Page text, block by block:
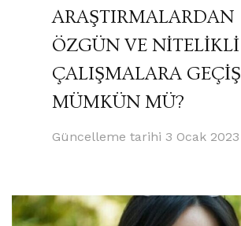
ARAŞTIRMALARDAN
ÖZGÜN VE NİTELİKLİ
ÇALIŞMALARA GEÇİŞ
MÜMKÜN MÜ?
Güncelleme tarihi 3 Ocak 2023